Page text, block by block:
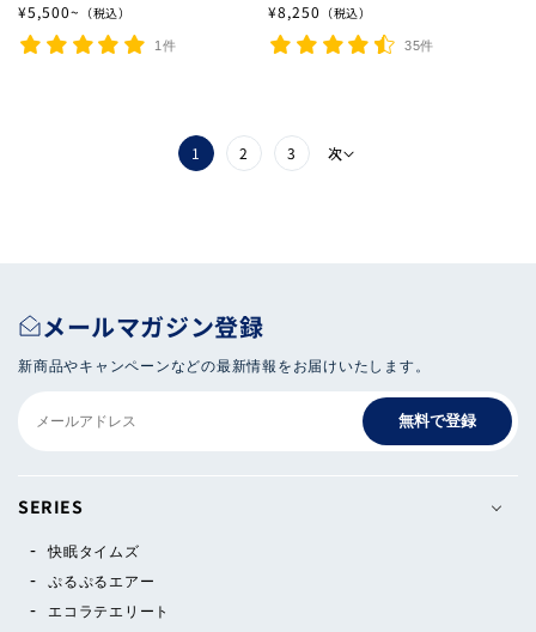
通常価格
¥5,500~ （税込）
1件
通常価格
¥8,250 （税込）
35件
1 2 3 次へ
メールマガジン登録
新商品やキャンペーンなどの最新情報をお届けいたします。
無料で登録
SERIES
快眠タイムズ
ぷるぷるエアー
エコラテエリート